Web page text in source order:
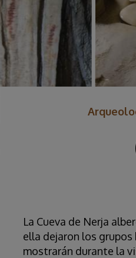
La Cueva de Nerja
ella dejaron los grupos
mostrarán durante la